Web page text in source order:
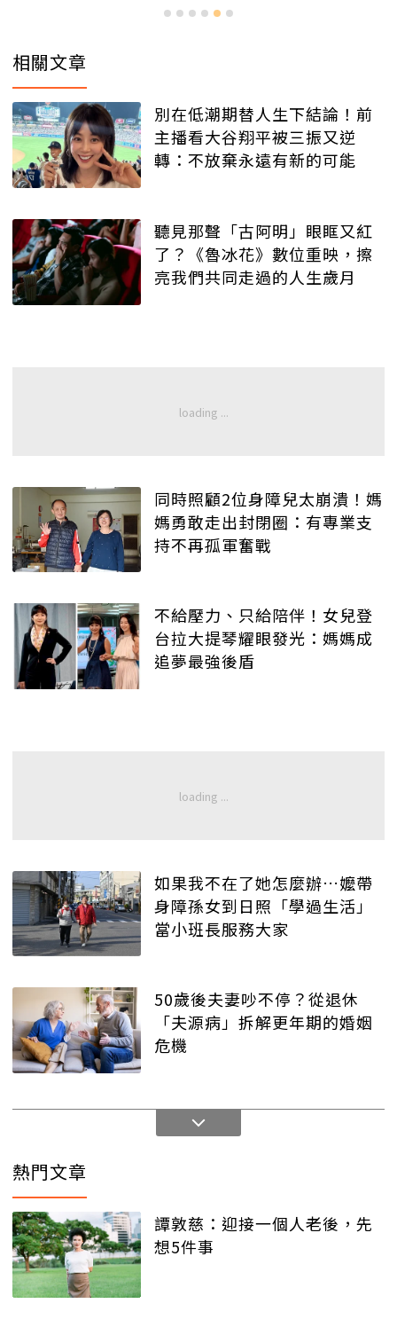
相關文章
別在低潮期替人生下結論！前
主播看大谷翔平被三振又逆
轉：不放棄永遠有新的可能
聽見那聲「古阿明」眼眶又紅
了？《魯冰花》數位重映，擦
亮我們共同走過的人生歲月
同時照顧2位身障兒太崩潰！媽
媽勇敢走出封閉圈：有專業支
持不再孤軍奮戰
不給壓力、只給陪伴！女兒登
台拉大提琴耀眼發光：媽媽成
追夢最強後盾
如果我不在了她怎麼辦…嬤帶
身障孫女到日照「學過生活」
當小班長服務大家
50歲後夫妻吵不停？從退休
「夫源病」拆解更年期的婚姻
危機
熱門文章
譚敦慈：迎接一個人老後，先
想5件事